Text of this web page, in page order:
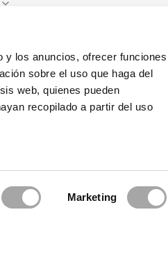
y los anuncios, ofrecer funciones
sobre el uso que haga del
web, quienes pueden
recopilado a partir del uso
Marketing
Privacy Policy